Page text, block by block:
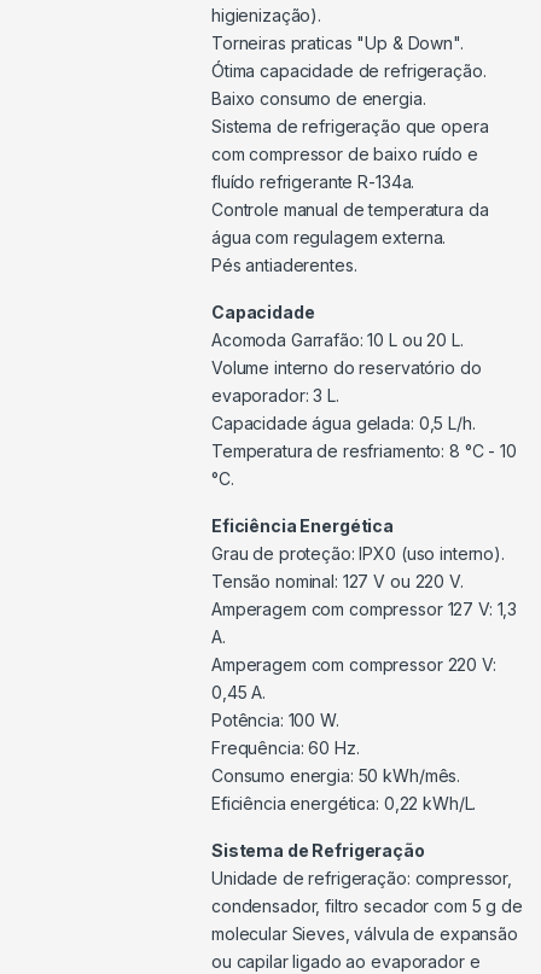
higienização).
Torneiras praticas "Up & Down".
Ótima capacidade de refrigeração.
Baixo consumo de energia.
Sistema de refrigeração que opera
com compressor de baixo ruído e
fluído refrigerante R-134a.
Controle manual de temperatura da
água com regulagem externa.
Pés antiaderentes.
Capacidade
Acomoda Garrafão: 10 L ou 20 L.
Volume interno do reservatório do
evaporador: 3 L.
Capacidade água gelada: 0,5 L/h.
Temperatura de resfriamento: 8 °C - 10
°C.
Eficiência Energética
Grau de proteção: IPX0 (uso interno).
Tensão nominal: 127 V ou 220 V.
Amperagem com compressor 127 V: 1,3
A.
Amperagem com compressor 220 V:
0,45 A.
Potência: 100 W.
Frequência: 60 Hz.
Consumo energia: 50 kWh/mês.
Eficiência energética: 0,22 kWh/L.
Sistema de Refrigeração
Unidade de refrigeração: compressor,
condensador, filtro secador com 5 g de
molecular Sieves, válvula de expansão
ou capilar ligado ao evaporador e